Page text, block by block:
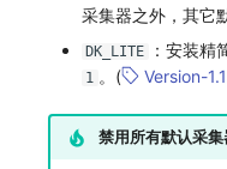
采集器之外，其它
DK_LITE ：安装精
1 。( Version-
禁用所有默认采集